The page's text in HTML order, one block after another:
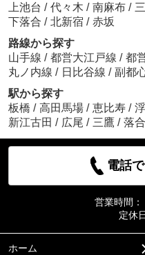
上池台 / 代々木 / 南麻布 /
下落合 / 北新宿 / 赤坂
路線から探す
山手線 / 都営大江戸線 / 都
丸ノ内線 / 日比谷線 / 副都
駅から探す
板橋 / 高田馬場 / 恵比寿 /
新江古田 / 広尾 / 三鷹 / 落
電話
営業時間：
定休
ホーム